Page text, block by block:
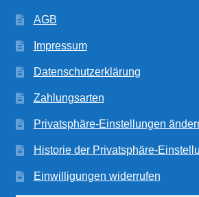
AGB
Impressum
Datenschutzerklärung
Zahlungsarten
Privatsphäre-Einstellungen
Historie der Privatsphäre-
Einwilligungen widerrufen